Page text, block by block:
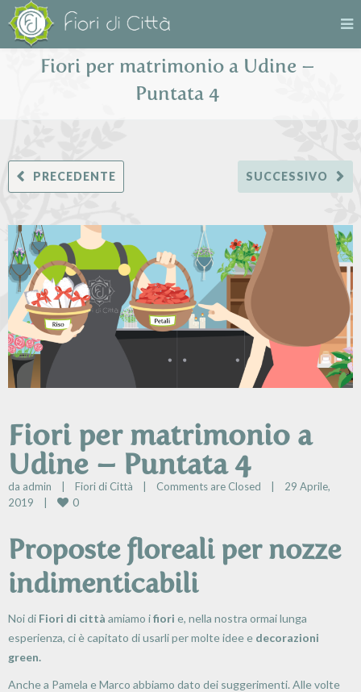
Fiori per matrimonio a Udine –
Puntata 4
SUCCESSIVO
PRECEDENTE
Fiori per matrimonio a
Udine – Puntata 4
da admin Fiori di Città Comments are Closed
29 Aprile,
2019
0
Proposte floreali per nozze
indimenticabili
Noi di Fiori di città amiamo ifiori e, nella nostra ormai lunga
esperienza, ci è capitato di usarli per molte idee e decorazioni
green.
Anche a Pamela e Marco abbiamo dato dei suggerimenti. Alle volte